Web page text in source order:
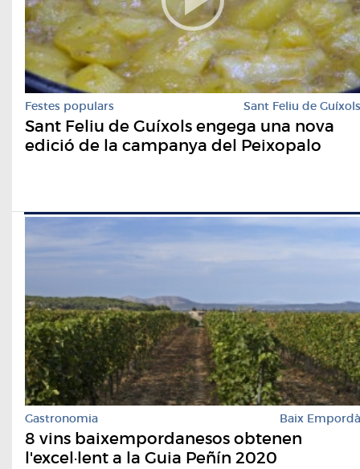
Festes populars Sant Feliu de Guíxols
Sant Feliu de Guíxols engega una nova
edició de la campanya del Peixopalo
Gastronomia Baix Empordà
8 vins baixempordanesos obtenen
l'excel·lent a la Guia Peñín 2020